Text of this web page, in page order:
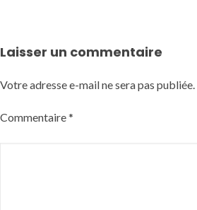
Laisser un commentaire
Votre adresse e-mail ne sera pas publiée.
Commentaire*